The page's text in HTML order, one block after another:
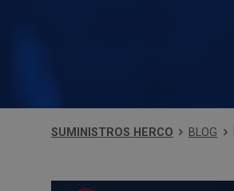
SUMINISTROS HERCO BLOG